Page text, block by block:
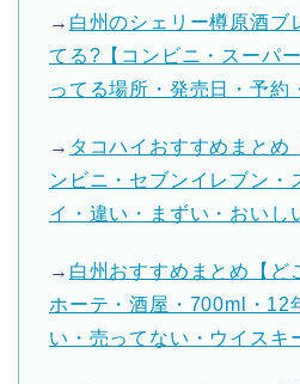
→ 白州のシェリー樽原酒ブ
てる?【コンビニ・スーパ
ってる場所・発売日・予約
→ タコハイおすすめまとめ
ンビニ・セブンイレブン・
イ・違い・まずい・おいし
→ 白州おすすめまとめ【ど
ホーテ・酒屋・700ml・12
い・売ってない・ウイスキ